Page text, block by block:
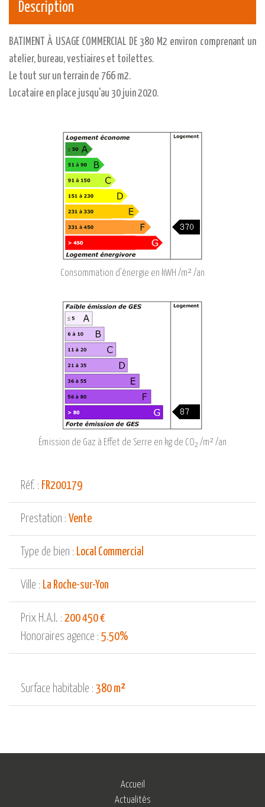
Description
BATIMENT À USAGE COMMERCIAL DE 380 M2 environ comprenant un
atelier, bureau, vestiaires et toilettes.
Le tout sur un terrain de 766 m2.
Locataire en place jusqu'au 30 juin 2020.
Consommation d'énergie en kWH /m² /an
Émission de Gaz à Effet de Serre en kg de CO2 /m² /an
Réf. : FR200179
Prestation : Vente
Type de bien : Local Commercial
Ville : La Roche-sur-Yon
Prix H.A.I. : 200 450 €
Honoraires agence : 5.50%
Surface habitable : 380 m²
Accueil
Actualités